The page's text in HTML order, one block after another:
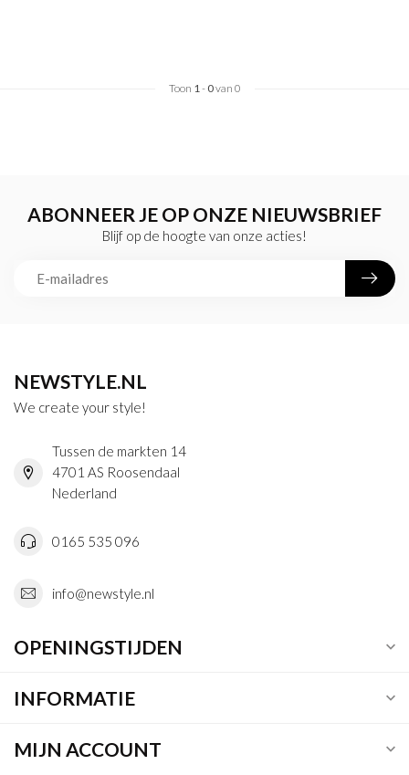
Toon 1- 0van 0
ABONNEER JE OP ONZE NIEUWSBRIEF
Blijf op de hoogte van onze acties!
NEWSTYLE.NL
We create your style!
Tussen de markten 14
4701 AS Roosendaal
Nederland
0165 535 096
info@newstyle.nl
OPENINGSTIJDEN
INFORMATIE
MIJN ACCOUNT